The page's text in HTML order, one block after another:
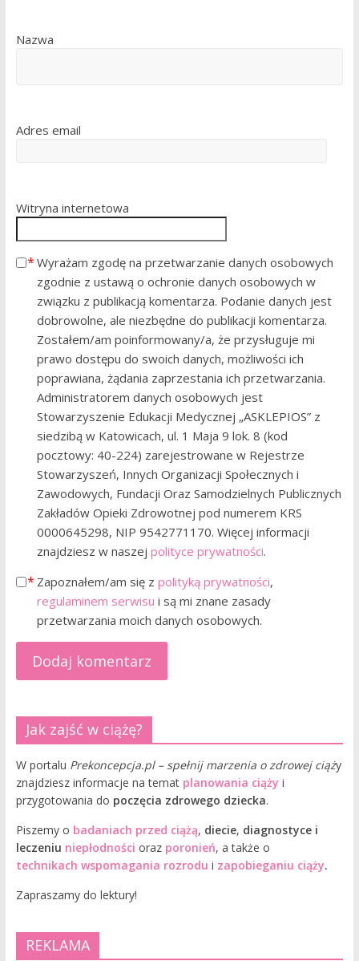
Nazwa
Adres email
Witryna internetowa
Wyrażam zgodę na przetwarzanie danych osobowych
zgodnie z ustawą o ochronie danych osobowych w
związku z publikacją komentarza. Podanie danych jest
dobrowolne, ale niezbędne do publikacji komentarza.
Zostałem/am poinformowany/a, że przysługuje mi
prawo dostępu do swoich danych, możliwości ich
poprawiana, żądania zaprzestania ich przetwarzania.
Administratorem danych osobowych jest
Stowarzyszenie Edukacji Medycznej „ASKLEPIOS” z
siedzibą w Katowicach, ul. 1 Maja 9 lok. 8 (kod
pocztowy: 40-224) zarejestrowane w Rejestrze
Stowarzyszeń, Innych Organizacji Społecznych i
Zawodowych, Fundacji Oraz Samodzielnych Publicznych
Zakładów Opieki Zdrowotnej pod numerem KRS
0000645298, NIP 9542771170. Więcej informacji
znajdziesz w naszej polityce prywatności.
Zapoznałem/am się z polityką prywatności,
regulaminem serwisu i są mi znane zasady
przetwarzania moich danych osobowych.
Jak zajść w ciążę?
W portalu Prekoncepcja.pl – spełnij marzenia o zdrowej ciąży
znajdziesz informacje na temat planowania ciąży i
przygotowania do poczęcia zdrowego dziecka.
Piszemy o badaniach przed ciążą, diecie, diagnostyce i
leczeniu niepłodności oraz poronień, a także o
technikach wspomagania rozrodu i zapobieganiu ciąży.
Zapraszamy do lektury!
REKLAMA